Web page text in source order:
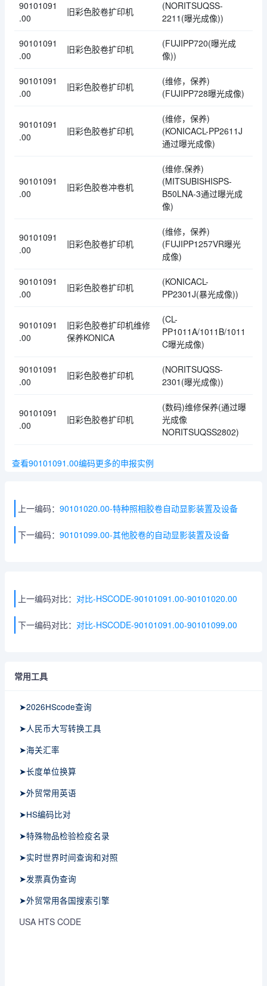
90101091
.00
旧彩色胶卷扩印机
(NORITSUQSS-
2211(曝光成像))
90101091
.00
旧彩色胶卷扩印机
(FUJIPP720(曝光成
像))
90101091
.00
旧彩色胶卷扩印机
(维修，保养)
(FUJIPP728曝光成像)
90101091
.00
旧彩色胶卷扩印机
(维修，保养)
(KONICACL-PP2611J
通过曝光成像)
90101091
.00
旧彩色胶卷冲卷机
(维修,保养)
(MITSUBISHISPS-
B50LNA-3通过曝光成
像)
90101091
.00
旧彩色胶卷扩印机
(维修，保养)
(FUJIPP1257VR曝光
成像)
90101091
.00
旧彩色胶卷扩印机
(KONICACL-
PP2301J(暴光成像))
90101091
.00
旧彩色胶卷扩印机维修
保养KONICA
(CL-
PP1011A/1011B/1011
C曝光成像)
90101091
.00
旧彩色胶卷扩印机
(NORITSUQSS-
2301(曝光成像))
90101091
.00
旧彩色胶卷扩印机
(数码)维修保养(通过曝
光成像
NORITSUQSS2802)
查看90101091.00编码更多的申报实例
上一编码： 90101020.00-特种照相胶卷自动显影装置及设备
下一编码： 90101099.00-其他胶卷的自动显影装置及设备
上一编码对比： 对比-HSCODE-90101091.00-90101020.00
下一编码对比： 对比-HSCODE-90101091.00-90101099.00
常用工具
➤2026HScode查询
➤人民币大写转换工具
➤海关汇率
➤长度单位换算
➤外贸常用英语
➤HS编码比对
➤特殊物品检验检疫名录
➤实时世界时间查询和对照
➤发票真伪查询
➤外贸常用各国搜索引擎
USA HTS CODE